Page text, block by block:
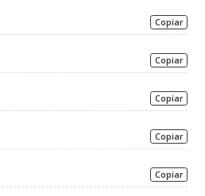
Copiar
Copiar
Copiar
Copiar
Copiar